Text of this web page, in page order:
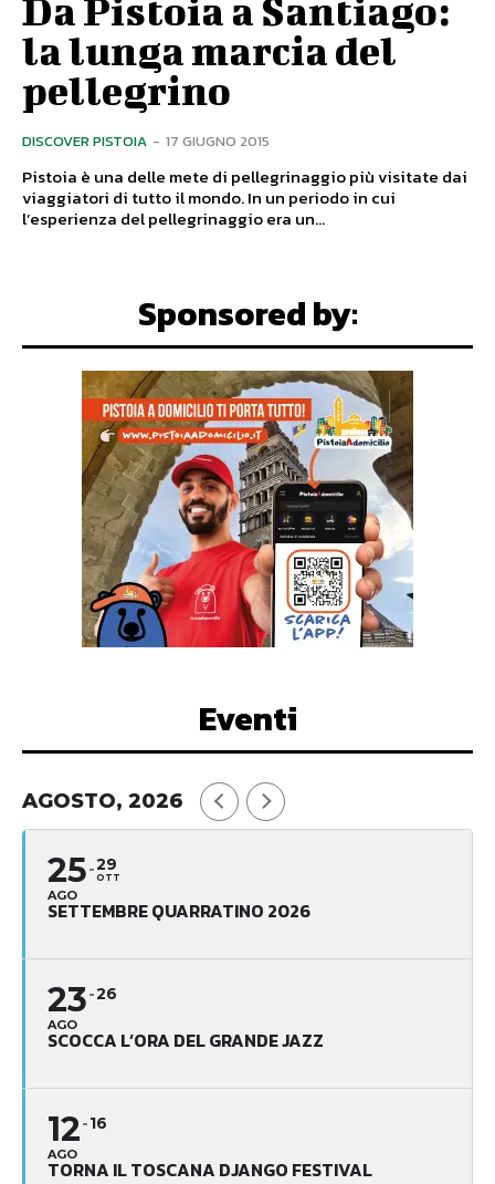
Da Pistoia a Santiago:
la lunga marcia del
pellegrino
DISCOVER PISTOIA - 17 GIUGNO 2015
Pistoia è una delle mete di pellegrinaggio più visitate dai
viaggiatori di tutto il mondo. In un periodo in cui
l’esperienza del pellegrinaggio era un...
Sponsored by:
Eventi
AGOSTO, 2026
25
AGO
29
OTT
SETTEMBRE QUARRATINO 2026
23
AGO
26
SCOCCA L’ORA DEL GRANDE JAZZ
12
AGO
16
TORNA IL TOSCANA DJANGO FESTIVAL